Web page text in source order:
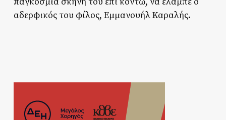
αδερφικός του φίλος, Εμμανουήλ Καραλής.